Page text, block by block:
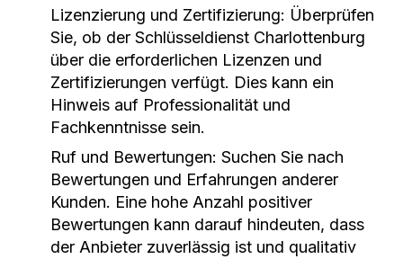
Lizenzierung und Zertifizierung: Überprüfen
Sie, ob der Schlüsseldienst Charlottenburg
über die erforderlichen Lizenzen und
Zertifizierungen verfügt. Dies kann ein
Hinweis auf Professionalität und
Fachkenntnisse sein.
Ruf und Bewertungen: Suchen Sie nach
Bewertungen und Erfahrungen anderer
Kunden. Eine hohe Anzahl positiver
Bewertungen kann darauf hindeuten, dass
der Anbieter zuverlässig ist und qualitativ